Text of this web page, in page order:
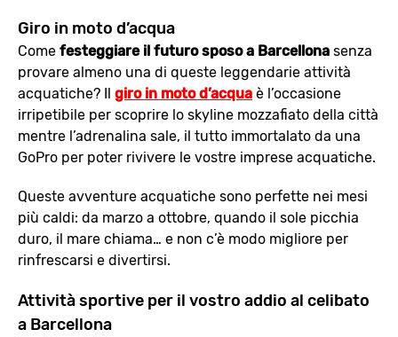
Giro in moto d’acqua
Come festeggiare il futuro sposo a Barcellona senza
provare almeno una di queste leggendarie attività
acquatiche? Il giro in moto d’acqua è l’occasione
irripetibile per scoprire lo skyline mozzafiato della città
mentre l’adrenalina sale, il tutto immortalato da una
GoPro per poter rivivere le vostre imprese acquatiche.
Queste avventure acquatiche sono perfette nei mesi
più caldi: da marzo a ottobre, quando il sole picchia
duro, il mare chiama… e non c’è modo migliore per
rinfrescarsi e divertirsi.
Attività sportive per il vostro addio al celibato
a Barcellona